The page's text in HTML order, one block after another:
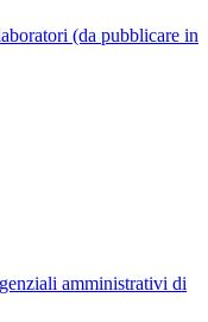
(da pubblicare in
amministrativi di